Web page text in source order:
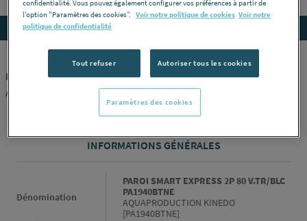
Accedez aux détails du produit
PAROI SMART EXPRESS 2P 80 V.TR/BLC PA1940BTNE
AQUAPRODUCTION KINEDO [PA1940BTNE]
INFORMATIONS GÉNÉRALES
Dénomination
PAROI SMART EXPRESS 2P 80 V.TR/BLC
PA1940BTNE
AQUAPRODUCTION KINEDO
[PA1940BTNE]
confidentialité. Vous pouvez également configurer vos préférences à partir de
l’option "Paramètres des cookies”. Voir notre politique de cookies Voir notre
politique de confidentialité
Tout refuser Autoriser tous les cookies
Paramètres des cookies